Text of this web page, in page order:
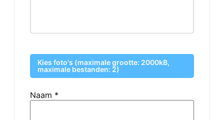
Kies foto's (maximale grootte: 2000kB,
maximale bestanden: 2)
Naam *